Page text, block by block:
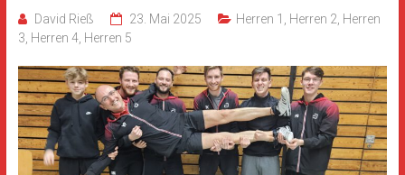
David Rieß 23. Mai 2025 Herren 1 Herren 2 Herren
3 Herren 4, Herren 5